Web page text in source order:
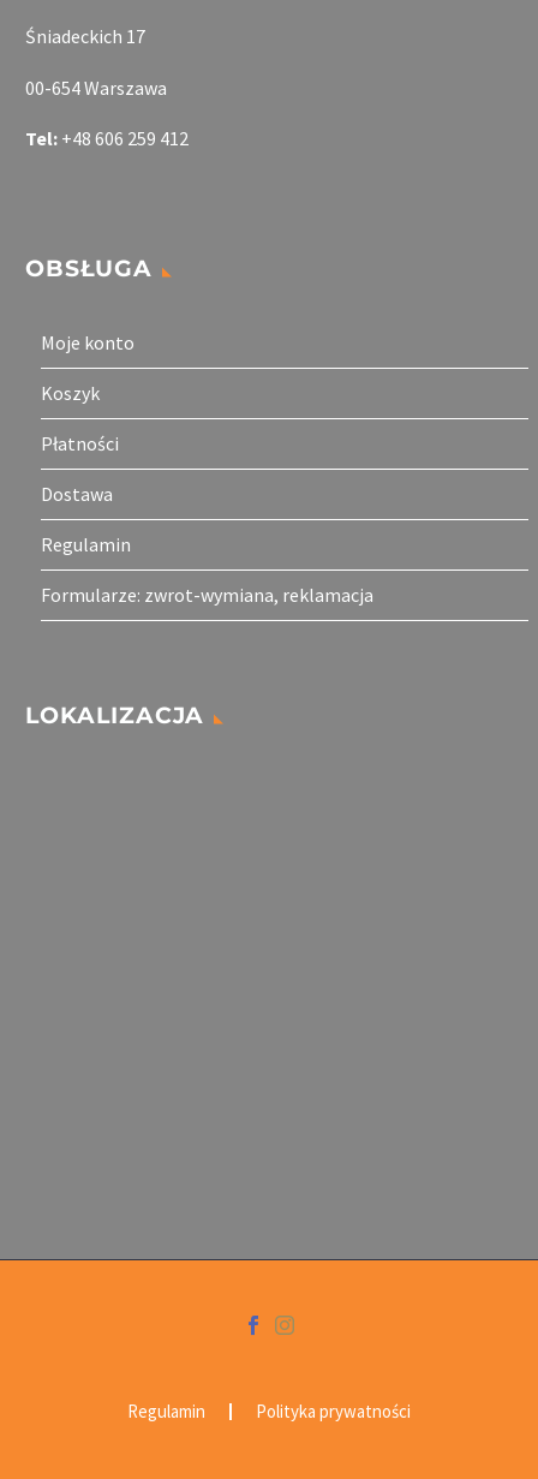
Śniadeckich 17
00-654 Warszawa
Tel: +48 606 259 412
OBSŁUGA
Moje konto
Koszyk
Płatności
Dostawa
Regulamin
Formularze: zwrot-wymiana, reklamacja
LOKALIZACJA
Regulamin Polityka prywatności